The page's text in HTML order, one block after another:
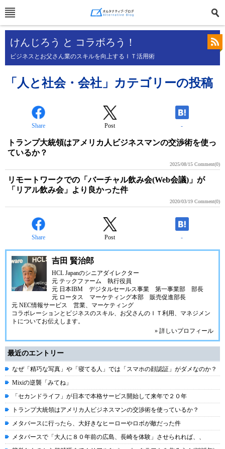
けんじろう と コラボろう！
ビジネスとお父さん業のスキルを向上するＩＴ活用術
「人と社会・会社」カテゴリーの投稿
Share Post -
トランプ大統領はアメリカ人ビジネスマンの交渉術を使っ
ているか？
2025/08/15 Comment(0)
リモートワークでの「バーチャル飲み会(Web会議)」が
「リアル飲み会」より良かった件
2020/03/19 Comment(0)
Share Post -
吉田 賢治郎
HCL Japanのシニアダイレクター
元 テックファーム 執行役員
元 日本IBM デジタルセールス事業 第一事業部 部長
元 ロータス マーケティング本部 販売促進部長
元 NEC情報サービス 営業、マーケティング
コラボレーションとビジネスのスキル、お父さんのＩＴ利用、マネジメン
トについてお伝えします。
» 詳しいプロフィール
最近のエントリー
なぜ「精巧な写真」や「寝てる人」では「スマホの顔認証」がダメなのか？
Mixiの逆襲「みてね」
「セカンドライフ」が日本で本格サービス開始して来年で２０年
トランプ大統領はアメリカ人ビジネスマンの交渉術を使っているか？
メタバースに行ったら、大好きなヒーローやロボが敵だった件
メタバースで「大人に８０年前の広島、長崎を体験」させられれば、、